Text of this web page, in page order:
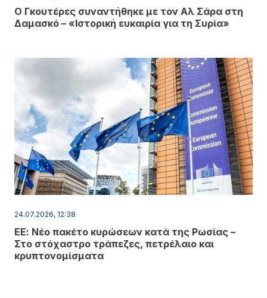
Ο Γκουτέρες συναντήθηκε με τον Αλ Σάρα στη
Δαμασκό – «Ιστορική ευκαιρία για τη Συρία»
24.07.2026, 12:38
ΕΕ: Νέο πακέτο κυρώσεων κατά της Ρωσίας –
Στο στόχαστρο τράπεζες, πετρέλαιο και
κρυπτονομίσματα